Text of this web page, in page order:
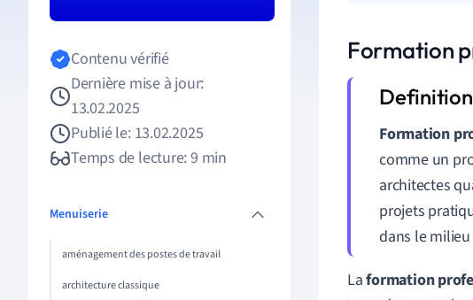
Contenu vérifié
Dernière mise à jour:
13.02.2025
Publié le: 13.02.2025
Temps de lecture: 9 min
Menuiserie
aménagement des postes de travail
architecture classique
Formation
Formation
comme un
architectes
projets
dans le
Laformation